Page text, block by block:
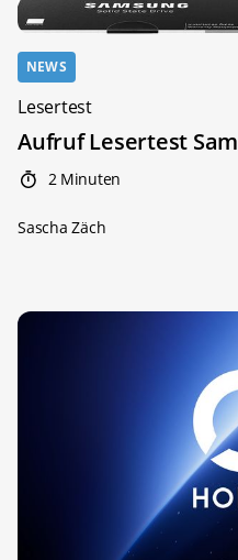
NEWS
Lesertest
Aufruf Lesertest
2 Minuten
Sascha Zäch